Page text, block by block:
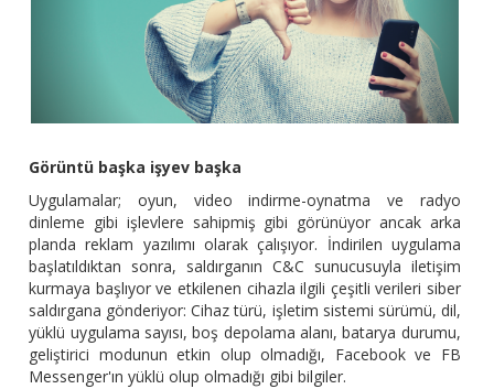
Görüntü başka işyev başka
Uygulamalar; oyun, video indirme-oynatma ve radyo
dinleme gibi işlevlere sahipmiş gibi görünüyor ancak arka
planda reklam yazılımı olarak çalışıyor. İndirilen uygulama
başlatıldıktan sonra, saldırganın C&C sunucusuyla iletişim
kurmaya başlıyor ve etkilenen cihazla ilgili çeşitli verileri siber
saldırgana gönderiyor: Cihaz türü, işletim sistemi sürümü, dil,
yüklü uygulama sayısı, boş depolama alanı, batarya durumu,
geliştirici modunun etkin olup olmadığı, Facebook ve FB
Messenger'ın yüklü olup olmadığı gibi bilgiler.